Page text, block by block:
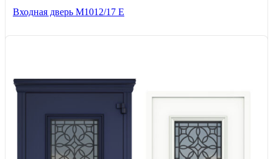
Входная дверь М1012/17 E